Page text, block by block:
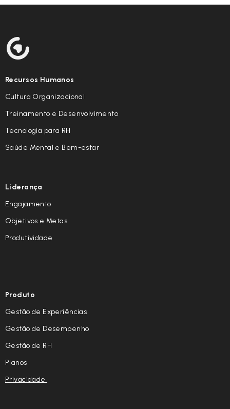
Recursos Humanos
Cultura Organizacional
Treinamento e Desenvolvimento
Tecnologia para RH
Saúde Mental e Bem-estar
Liderança
Engajamento
Objetivos e Metas
Produtividade
Produto
Gestão de Experiências
Gestão de Desempenho
Gestão de RH
Planos
Privacidade